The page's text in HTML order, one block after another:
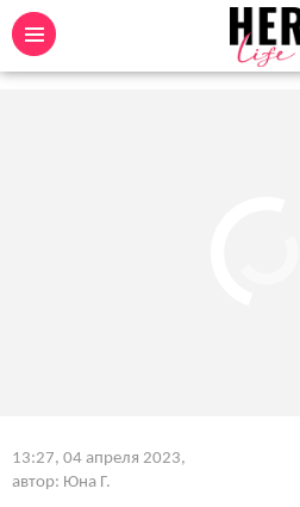
13:27, 04 апреля 2023,
автор: Юна Г.